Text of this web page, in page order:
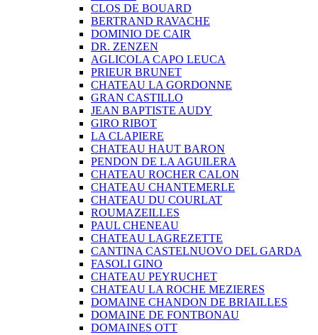
CLOS DE BOUARD
BERTRAND RAVACHE
DOMINIO DE CAIR
DR. ZENZEN
AGLICOLA CAPO LEUCA
PRIEUR BRUNET
CHATEAU LA GORDONNE
GRAN CASTILLO
JEAN BAPTISTE AUDY
GIRO RIBOT
LA CLAPIERE
CHATEAU HAUT BARON
PENDON DE LA AGUILERA
CHATEAU ROCHER CALON
CHATEAU CHANTEMERLE
CHATEAU DU COURLAT
ROUMAZEILLES
PAUL CHENEAU
CHATEAU LAGREZETTE
CANTINA CASTELNUOVO DEL GARDA
FASOLI GINO
CHATEAU PEYRUCHET
CHATEAU LA ROCHE MEZIERES
DOMAINE CHANDON DE BRIAILLES
DOMAINE DE FONTBONAU
DOMAINES OTT